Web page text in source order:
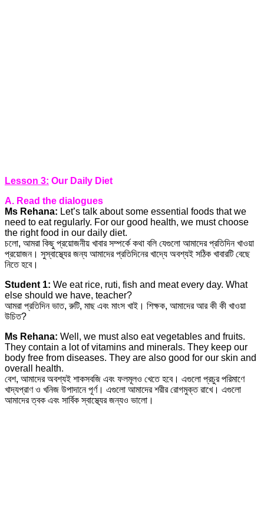
Lesson 3: Our Daily Diet
A. Read the dialogues
Ms Rehana: Let’s talk about some essential foods that we
need to eat regularly. For our good health, we must choose
the right food in our daily diet.
চলো, আমরা কিছু প্রয়োজনীয় খাবার সম্পর্কে কথা বলি যেগুলো আমাদের প্রতিদিন খাওয়া
প্রয়োজন। সুস্বাস্থ্যের জন্য আমাদের প্রতিদিনের খাদ্যে অবশ্যই সঠিক খাবারটি বেছে
নিতে হবে।
Student 1: We eat rice, ruti, fish and meat every day. What
else should we have, teacher?
আমরা প্রতিদিন ভাত, রুটি, মাছ এবং মাংস খাই। শিক্ষক, আমাদের আর কী কী খাওয়া
উচিত?
Ms Rehana: Well, we must also eat vegetables and fruits.
They contain a lot of vitamins and minerals. They keep our
body free from diseases. They are also good for our skin and
overall health.
বেশ, আমাদের অবশ্যই শাকসবজি এবং ফলমূলও খেতে হবে। এগুলো প্রচুর পরিমাণে
খাদ্যপ্রাণ ও খনিজ উপাদানে পূর্ণ। এগুলো আমাদের শরীর রোগমুক্ত রাখে। এগুলো
আমাদের ত্বক এবং সার্বিক স্বাস্থ্যের জন্যও ভালো।